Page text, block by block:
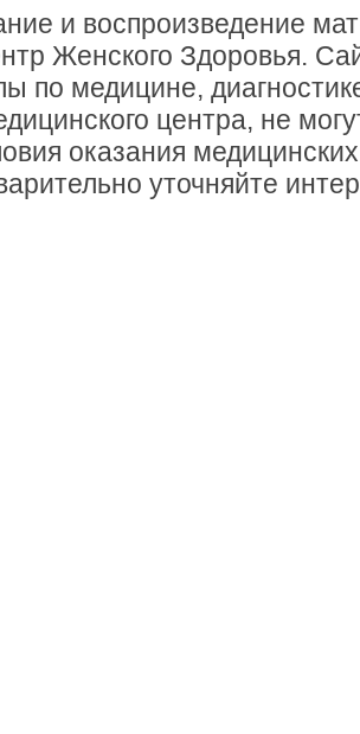
и воспроизведение
Женского Здоровья.
по медицине,
центра, не
оказания
уточняйте